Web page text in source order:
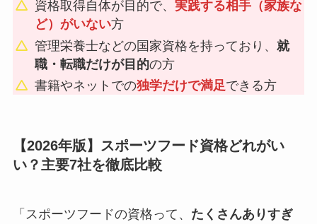
資格取得自体が目的で、実践する相手（家族な
ど）がいない方
管理栄養士などの国家資格を持っており、就
職・転職だけが目的の方
書籍やネットでの独学だけで満足できる方
【2026年版】スポーツフード資格どれがい
い？主要7社を徹底比較
「スポーツフードの資格って、 たくさんありすぎ